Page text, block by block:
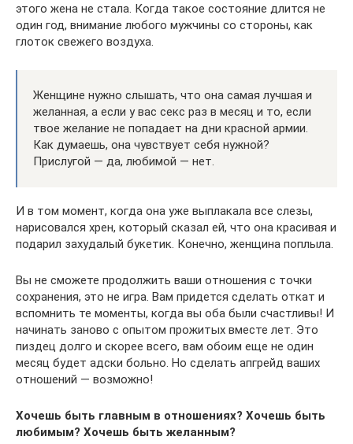
этого жена не стала. Когда такое состояние длится не
один год, внимание любого мужчины со стороны, как
глоток свежего воздуха.
Женщине нужно слышать, что она самая лучшая и
желанная, а если у вас секс раз в месяц и то, если
твое желание не попадает на дни красной армии.
Как думаешь, она чувствует себя нужной?
Прислугой — да, любимой — нет.
И в том момент, когда она уже выплакала все слезы,
нарисовался хрен, который сказал ей, что она красивая и
подарил захудалый букетик. Конечно, женщина поплыла.
Вы не сможете продолжить ваши отношения с точки
сохранения, это не игра. Вам придется сделать откат и
вспомнить те моменты, когда вы оба были счастливы! И
начинать заново с опытом прожитых вместе лет. Это
пиздец долго и скорее всего, вам обоим еще не один
месяц будет адски больно. Но сделать апгрейд ваших
отношений — возможно!
Хочешь быть главным в отношениях? Хочешь быть
любимым? Хочешь быть желанным?